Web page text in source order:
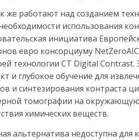
же работают над созданием
использования
инициатива
евро консорциуму
технологии CT Digital Contrast.
и глубокое обучение для
и синтезирования контраста
томографии на окружающую
химических веществ.
альтернатива недоступна для